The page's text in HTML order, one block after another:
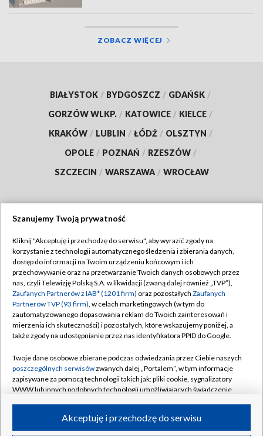
ZOBACZ WIĘCEJ
BIAŁYSTOK / BYDGOSZCZ / GDAŃSK /
GORZÓW WLKP. / KATOWICE / KIELCE /
KRAKÓW / LUBLIN / ŁÓDŹ / OLSZTYN /
OPOLE / POZNAŃ / RZESZÓW /
SZCZECIN / WARSZAWA / WROCŁAW
TVP
Abonament TVP
Emisja w TVP
Centrum informacji TVP
Naziemna Telewizja Cyfrowa
Rada Programowa
System NOS
Informacje o nadawcy
Program dla prasy
Regulamin TVP
Polityka prywatności
Moje zgody
Pomoc
Kontakt
Kanały
Szanujemy Twoją prywatność
Kliknij "Akceptuję i przechodzę do serwisu", aby wyrazić zgody na
korzystanie z technologii automatycznego śledzenia i zbierania danych,
dostęp do informacji na Twoim urządzeniu końcowym i ich
przechowywanie oraz na przetwarzanie Twoich danych osobowych przez
nas, czyli Telewizję Polską S.A. w likwidacji (zwaną dalej również „TVP”),
Zaufanych Partnerów z IAB* (1201 firm) oraz pozostałych Zaufanych
Partnerów TVP (93 firm), w celach marketingowych (w tym do
zautomatyzowanego dopasowania reklam do Twoich zainteresowań i
mierzenia ich skuteczności) i pozostałych, które wskazujemy poniżej, a
także zgody na udostępnianie przez nas identyfikatora PPID do Google.
Twoje dane osobowe zbierane podczas odwiedzania przez Ciebie naszych
poszczególnych serwisówzwanych dalej „Portalem”, w tym informacje
zapisywane za pomocą technologii takich jak: pliki cookie, sygnalizatory
WWW lub innych podobnych technologii umożliwiających świadczenie
ruchu w Internecie.Akceptuję i przechodzę do serwisu